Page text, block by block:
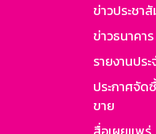
ข่าวประชา
ข่าวธนาคาร
รายงานประ
ประกาศจัด
ขาย